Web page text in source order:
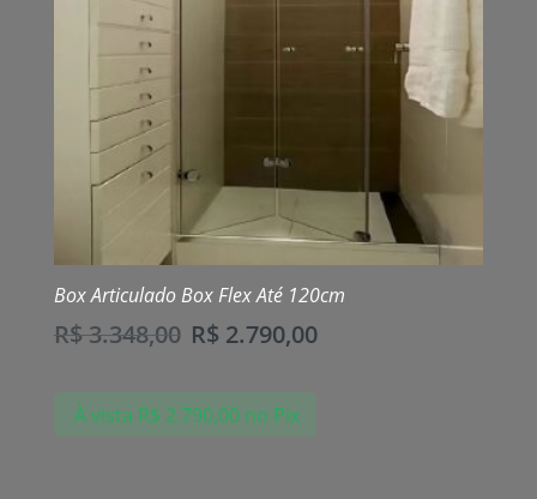
Box Articulado Box Flex Até 120cm
R$3.348,00 R$2.790,00
À vista R$ 2.790,00 no Pix